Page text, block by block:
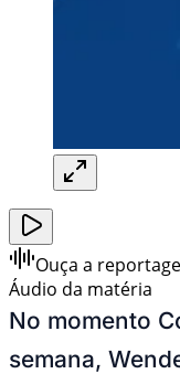
Ouça a
Áudio da matéria
No momento
semana,